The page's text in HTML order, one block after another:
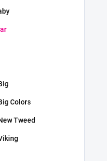
Colors
Tweed